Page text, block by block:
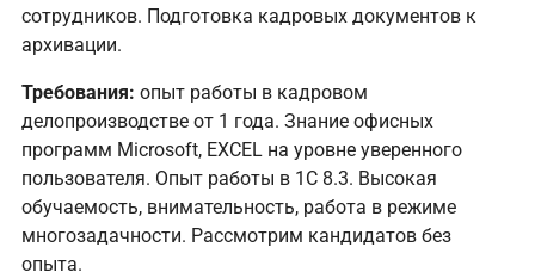
сотрудников. Подготовка кадровых документов к
архивации.
Требования: опыт работы в кадровом
делопроизводстве от 1 года. Знание офисных
программ Microsoft, EXCEL на уровне уверенного
пользователя. Опыт работы в 1С 8.3. Высокая
обучаемость, внимательность, работа в режиме
многозадачности. Рассмотрим кандидатов без
опыта.